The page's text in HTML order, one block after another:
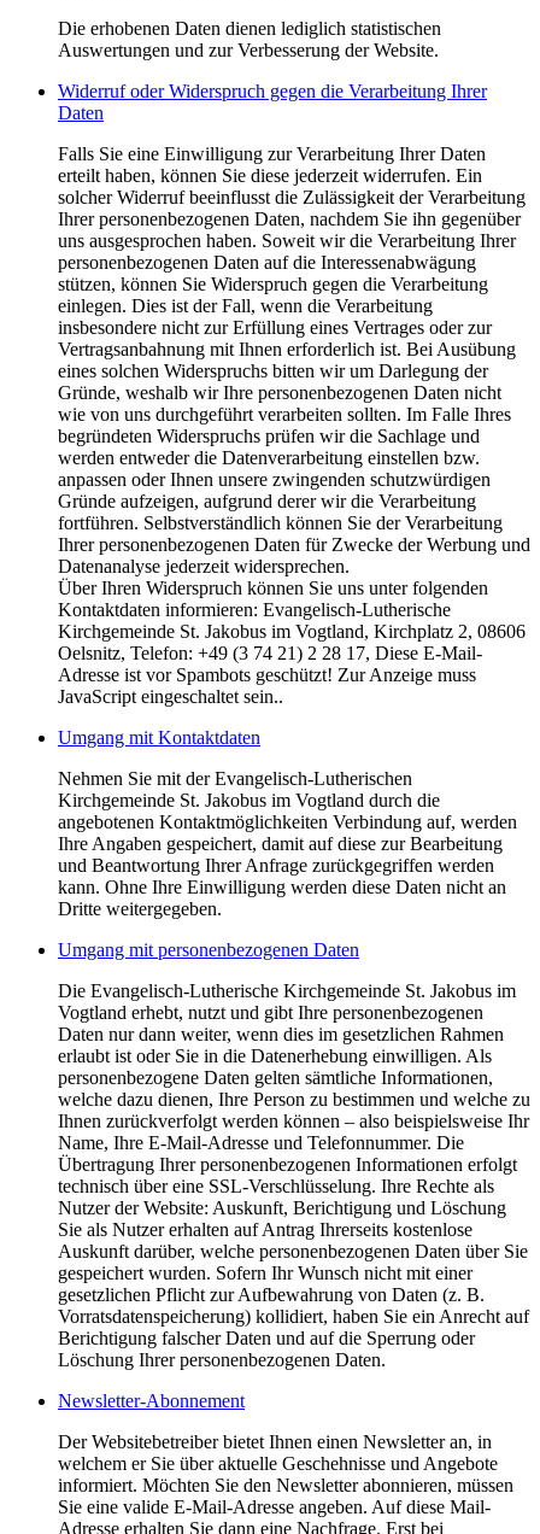
Die erhobenen Daten dienen lediglich statistischen
Auswertungen und zur Verbesserung der Website.
Widerruf oder Widerspruch gegen die Verarbeitung Ihrer
Daten
Falls Sie eine Einwilligung zur Verarbeitung Ihrer Daten
erteilt haben, können Sie diese jederzeit widerrufen. Ein
solcher Widerruf beeinflusst die Zulässigkeit der Verarbeitung
Ihrer personenbezogenen Daten, nachdem Sie ihn gegenüber
uns ausgesprochen haben. Soweit wir die Verarbeitung Ihrer
personenbezogenen Daten auf die Interessenabwägung
stützen, können Sie Widerspruch gegen die Verarbeitung
einlegen. Dies ist der Fall, wenn die Verarbeitung
insbesondere nicht zur Erfüllung eines Vertrages oder zur
Vertragsanbahnung mit Ihnen erforderlich ist. Bei Ausübung
eines solchen Widerspruchs bitten wir um Darlegung der
Gründe, weshalb wir Ihre personenbezogenen Daten nicht
wie von uns durchgeführt verarbeiten sollten. Im Falle Ihres
begründeten Widerspruchs prüfen wir die Sachlage und
werden entweder die Datenverarbeitung einstellen bzw.
anpassen oder Ihnen unsere zwingenden schutzwürdigen
Gründe aufzeigen, aufgrund derer wir die Verarbeitung
fortführen. Selbstverständlich können Sie der Verarbeitung
Ihrer personenbezogenen Daten für Zwecke der Werbung und
Datenanalyse jederzeit widersprechen.
Über Ihren Widerspruch können Sie uns unter folgenden
Kontaktdaten informieren: Evangelisch-Lutherische
Kirchgemeinde St. Jakobus im Vogtland, Kirchplatz 2, 08606
Oelsnitz, Telefon: +49 (3 74 21) 2 28 17, Diese E-Mail-
Adresse ist vor Spambots geschützt! Zur Anzeige muss
JavaScript eingeschaltet sein..
Umgang mit Kontaktdaten
Nehmen Sie mit der Evangelisch-Lutherischen
Kirchgemeinde St. Jakobus im Vogtland durch die
angebotenen Kontaktmöglichkeiten Verbindung auf, werden
Ihre Angaben gespeichert, damit auf diese zur Bearbeitung
und Beantwortung Ihrer Anfrage zurückgegriffen werden
kann. Ohne Ihre Einwilligung werden diese Daten nicht an
Dritte weitergegeben.
Umgang mit personenbezogenen Daten
Die Evangelisch-Lutherische Kirchgemeinde St. Jakobus im
Vogtland erhebt, nutzt und gibt Ihre personenbezogenen
Daten nur dann weiter, wenn dies im gesetzlichen Rahmen
erlaubt ist oder Sie in die Datenerhebung einwilligen. Als
personenbezogene Daten gelten sämtliche Informationen,
welche dazu dienen, Ihre Person zu bestimmen und welche zu
Ihnen zurückverfolgt werden können – also beispielsweise Ihr
Name, Ihre E-Mail-Adresse und Telefonnummer. Die
Übertragung Ihrer personenbezogenen Informationen erfolgt
technisch über eine SSL-Verschlüsselung. Ihre Rechte als
Nutzer der Website: Auskunft, Berichtigung und Löschung
Sie als Nutzer erhalten auf Antrag Ihrerseits kostenlose
Auskunft darüber, welche personenbezogenen Daten über Sie
gespeichert wurden. Sofern Ihr Wunsch nicht mit einer
gesetzlichen Pflicht zur Aufbewahrung von Daten (z. B.
Vorratsdatenspeicherung) kollidiert, haben Sie ein Anrecht auf
Berichtigung falscher Daten und auf die Sperrung oder
Löschung Ihrer personenbezogenen Daten.
Newsletter-Abonnement
Der Websitebetreiber bietet Ihnen einen Newsletter an, in
welchem er Sie über aktuelle Geschehnisse und Angebote
informiert. Möchten Sie den Newsletter abonnieren, müssen
Sie eine valide E-Mail-Adresse angeben. Auf diese Mail-
Adresse erhalten Sie dann eine Nachfrage. Erst bei